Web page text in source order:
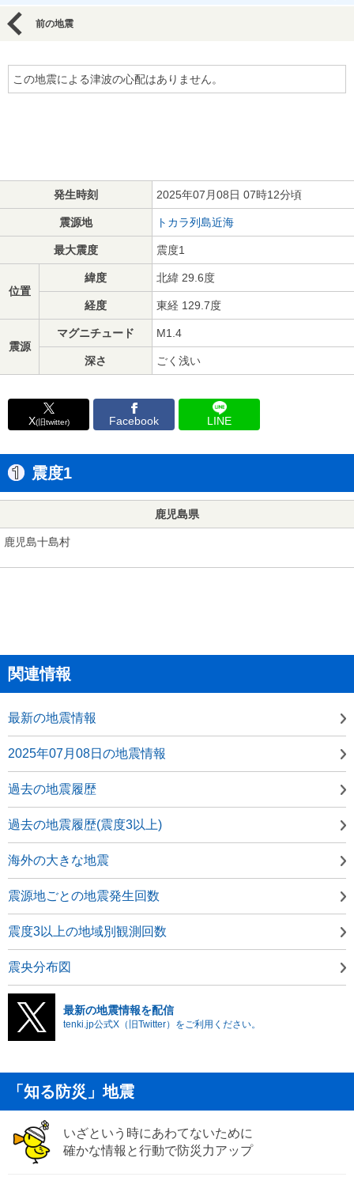
前の地震
この地震による津波の心配はありません。
発生時刻 2025年07月08日 07時12分頃
震源地 トカラ列島近海
最大震度 震度1
位置
緯度 北緯 29.6度
経度 東経 129.7度
震源
マグニチュード M1.4
深さ ごく浅い
X(旧twitter) Facebook LINE
震度1
鹿児島県
鹿児島十島村
関連情報
最新の地震情報
2025年07月08日の地震情報
過去の地震履歴
過去の地震履歴(震度3以上)
海外の大きな地震
震源地ごとの地震発生回数
震度3以上の地域別観測回数
震央分布図
最新の地震情報を配信
tenki.jp公式X（旧Twitter）をご利用ください。
「知る防災」地震
いざという時にあわてないために
確かな情報と行動で防災力アップ